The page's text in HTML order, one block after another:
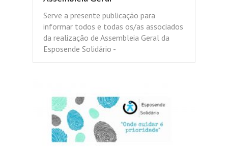
Serve a presente publicação para
informar todos e todas os/as associados
da realização de Assembleia Geral da
Esposende Solidário -